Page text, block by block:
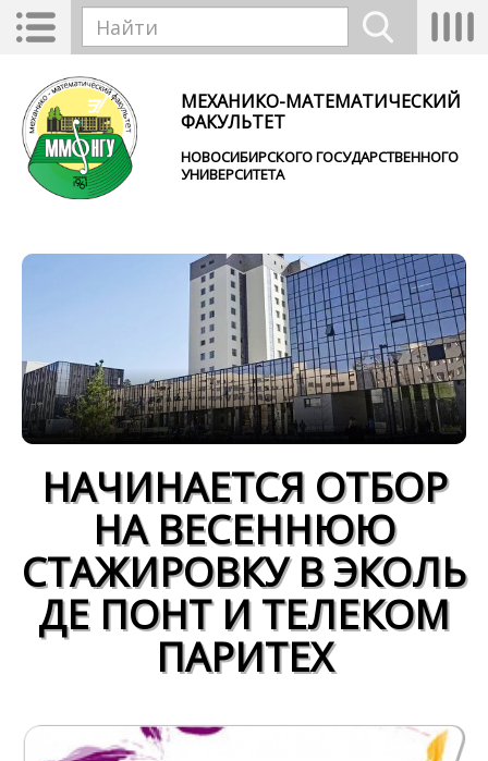
Перейти к основному содержанию
Toggle
navigation
Форма поиска
МЕХАНИКО-МАТЕМАТИЧЕСКИЙ
ФАКУЛЬТЕТ
НОВОСИБИРСКОГО ГОСУДАРСТВЕННОГО
УНИВЕРСИТЕТА
НАЧИНАЕТСЯ ОТБОР
НА ВЕСЕННЮЮ
СТАЖИРОВКУ В ЭКОЛЬ
ДЕ ПОНТ И ТЕЛЕКОМ
ПАРИТЕХ